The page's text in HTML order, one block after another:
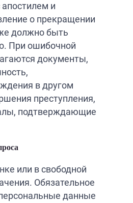
и
о прекращении
должно быть
При ошибочной
документы,
в другом
преступления,
подтверждающие
или в свободной
Обязательное
данные